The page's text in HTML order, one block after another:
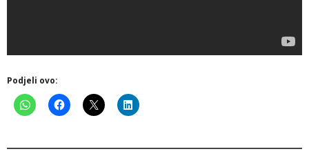
Podjeli ovo: